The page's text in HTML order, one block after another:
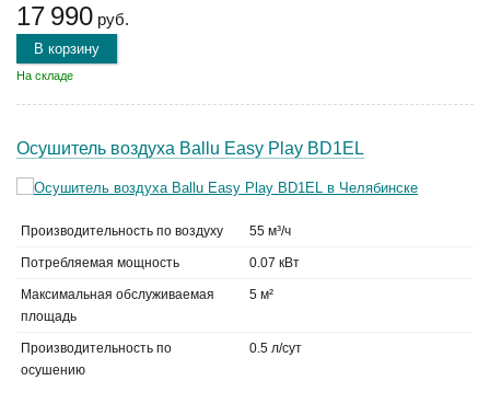
17 990 руб.
В корзину
На складе
Осушитель воздуха Ballu Easy Play BD1EL
Производительность по воздуху 55 м³/ч
Потребляемая мощность 0.07 кВт
Максимальная обслуживаемая
площадь
5 м²
Производительность по
осушению
0.5 л/сут